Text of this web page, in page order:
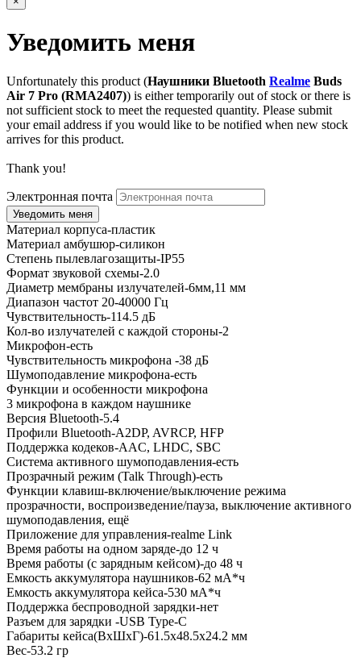
Уведомить меня
Unfortunately this product (Наушники Bluetooth Realme Buds
Air 7 Pro (RMA2407)) is either temporarily out of stock or there is
not sufficient stock to meet the requested quantity. Please submit
your email address if you would like to be notified when new stock
arrives for this product.
Thank you!
Электронная почта
Материал корпуса-пластик
Материал амбушюр-силикон
Степень пылевлагозащиты-IP55
Формат звуковой схемы-2.0
Диаметр мембраны излучателей-6мм,11 мм
Диапазон частот 20-40000 Гц
Чувствительность-114.5 дБ
Кол-во излучателей с каждой стороны-2
Микрофон-есть
Чувствительность микрофона -38 дБ
Шумоподавление микрофона-есть
Функции и особенности микрофона
3 микрофона в каждом наушнике
Версия Bluetooth-5.4
Профили Bluetooth-A2DP, AVRCP, HFP
Поддержка кодеков-AAC, LHDC, SBC
Система активного шумоподавления-есть
Прозрачный режим (Talk Through)-есть
Функции клавиш-включение/выключение режима
прозрачности, воспроизведение/пауза, выключение активного
шумоподавления, ещё
Приложение для управления-realme Link
Время работы на одном заряде-до 12 ч
Время работы (с зарядным кейсом)-до 48 ч
Емкость аккумулятора наушников-62 мА*ч
Емкость аккумулятора кейса-530 мА*ч
Поддержка беспроводной зарядки-нет
Разъем для зарядки -USB Type-C
Габариты кейса(ВxШxГ)-61.5х48.5х24.2 мм
Вес-53.2 гр